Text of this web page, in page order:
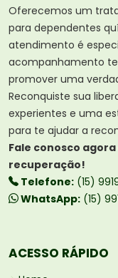
Oferecemos um
para dependentes
atendimento é
acompanhamento
promover uma
Reconquiste sua
experientes e uma
para te ajudar a
Fale conosco
recuperação!
Telefone: (15)
WhatsApp: (15)
ACESSO RÁPIDO